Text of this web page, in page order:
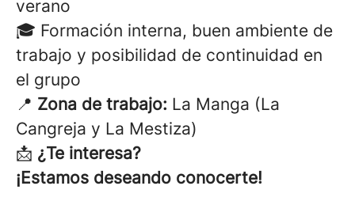
verano
🎓 Formación interna, buen ambiente de
trabajo y posibilidad de continuidad en
el grupo
📍 Zona de trabajo: La Manga (La
Cangreja y La Mestiza)
📩 ¿Te interesa?
¡Estamos deseando conocerte!